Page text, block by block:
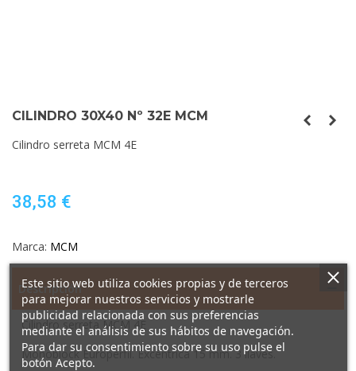
CILINDRO 30X40 Nº 32E MCM
Cilindro serreta MCM 4E
38,58 €
Marca: MCM
Descripción
Cilindro serreta MCM 4E
Monoblock Europerfil. Excéntrica 15 mm. 3 llaves.
Este sitio web utiliza cookies propias y de terceros
para mejorar nuestros servicios y mostrarle
publicidad relacionada con sus preferencias
mediante el análisis de sus hábitos de navegación.
Para dar su consentimiento sobre su uso pulse el
botón Acepto.